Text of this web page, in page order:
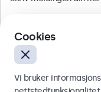
Norsk
Cookies
Vi bruker